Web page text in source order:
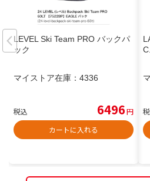
LEVEL Ski Team PRO バックパ
ック
マイストア在庫： 4336
税込 6496円
カートに入れる